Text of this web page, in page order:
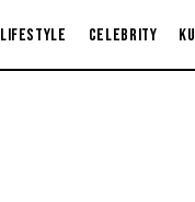
Lifestyle Celebrity